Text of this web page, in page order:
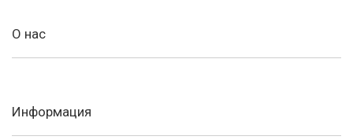
О нас
Информация